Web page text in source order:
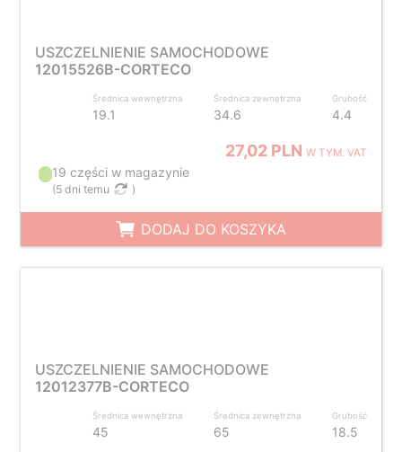
USZCZELNIENIE SAMOCHODOWE
12015526B-CORTECO
Średnica wewnętrzna
19.1
Średnica zewnętrzna
34.6
Grubość
4.4
27,02 PLNW TYM. VAT
19 części w magazynie
(5 dni temu )
DODAJ DO KOSZYKA
USZCZELNIENIE SAMOCHODOWE
12012377B-CORTECO
Średnica wewnętrzna
45
Średnica zewnętrzna
65
Grubość
18.5